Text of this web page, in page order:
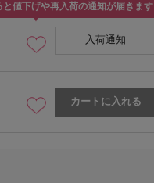
と値下げや再入荷の通知が届きます
入荷通知
カートに入れる